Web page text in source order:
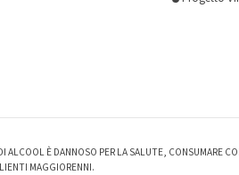
ALCOOL È DANNOSO PER LA SALUTE, CONSUMARE
MAGGIORENNI.